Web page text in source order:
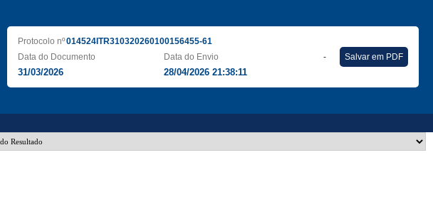
Protocolo nº014524ITR310320260100156455-61
Data do Documento
31/03/2026
Data do Envio
28/04/2026 21:38:11
- Salvar em PDF